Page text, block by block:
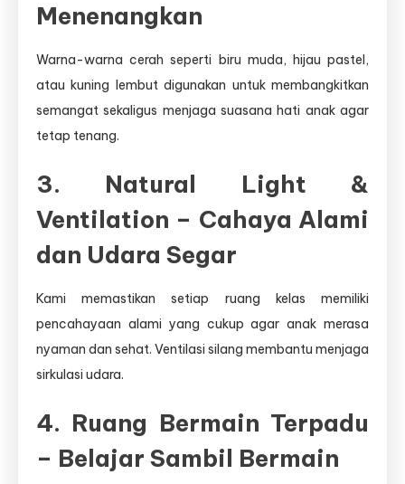
Menenangkan
Warna-warna cerah seperti biru muda, hijau pastel,
atau kuning lembut digunakan untuk membangkitkan
semangat sekaligus menjaga suasana hati anak agar
tetap tenang.
3. Natural Light &
Ventilation – Cahaya Alami
dan Udara Segar
Kami memastikan setiap ruang kelas memiliki
pencahayaan alami yang cukup agar anak merasa
nyaman dan sehat. Ventilasi silang membantu menjaga
sirkulasi udara.
4. Ruang Bermain Terpadu
– Belajar Sambil Bermain